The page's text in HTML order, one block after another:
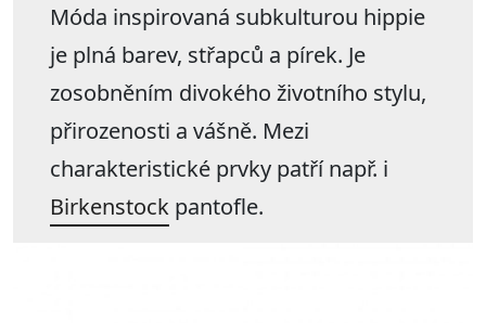
Móda inspirovaná subkulturou hippie
je plná barev, střapců a pírek. Je
zosobněním divokého životního stylu,
přirozenosti a vášně. Mezi
charakteristické prvky patří např. i
Birkenstockpantofle.